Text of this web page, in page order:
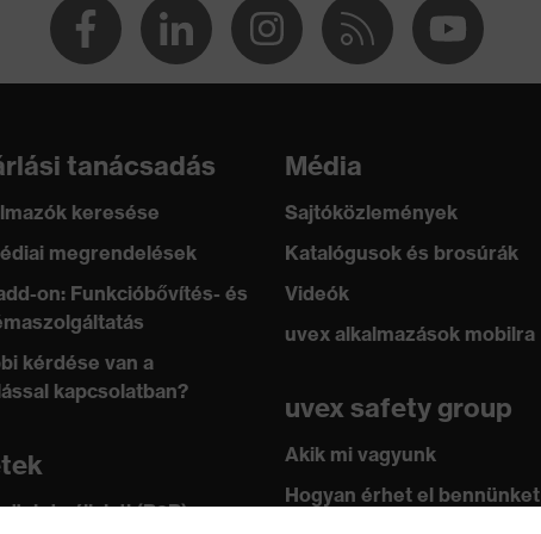
záródás, Cipzár
100 (24.HDE.31919)
tanácsadás
keresése
megrendelések
on: Funkcióbővítés- és
kérdése van a
kapcsolatban?
üzlet vállalati (B2B)
Média
Sajtóközlemények
Katalógusok és brosúrák
Videók
uvex alkalmazások mobilra
uvex safety group
Akik mi vagyunk
Hogyan érhet el bennünket